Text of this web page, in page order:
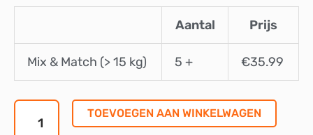
Aantal Prijs
Mix & Match (> 15 kg) 5 + €35.99
Season
TOEVOEGEN AAN WINKELWAGEN